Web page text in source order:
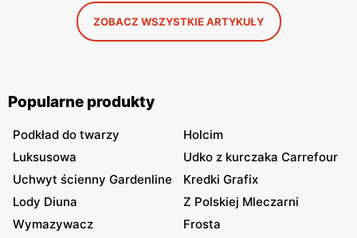
ZOBACZ WSZYSTKIE ARTYKUŁY
Popularne produkty
Podkład do twarzy
Holcim
Luksusowa
Udko z kurczaka Carrefour
Uchwyt ścienny Gardenline
Kredki Grafix
Lody Diuna
Z Polskiej Mleczarni
Wymazywacz
Frosta